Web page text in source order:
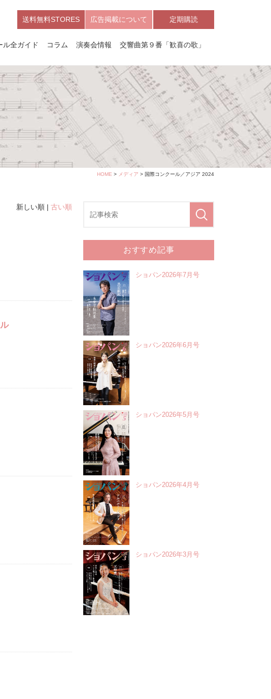
送料無料STORES 広告掲載について 定期購読
ル全ガイド コラム 演奏会情報 交響曲第９番「歓喜の歌」
HOME > メディア > 国際コンクール／アジア 2024
新しい順 | 古い順
おすすめ記事
ショパン2026年7月号
ショパン2026年6月号
ショパン2026年5月号
ショパン2026年4月号
ショパン2026年3月号